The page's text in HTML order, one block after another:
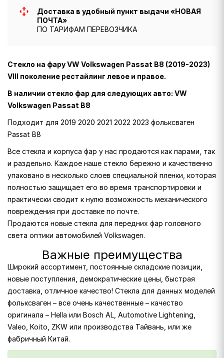
Доставка в удобный пункт выдачи «НОВАЯ
ПОЧТА»
ПО ТАРИФАМ ПЕРЕВОЗЧИКА
Стекло на фару VW Volkswagen Passat B8 (2019-2023)
VIII поколение рестайлинг левое и правое.
В наличии стекло фар для следующих авто: VW
Volkswagen Passat B8
Подходит для 2019 2020 2021 2022 2023 фольксваген
Passat B8
Все стекла и корпуса фар у нас продаются как парами, так
и раздельно. Каждое наше стекло бережно и качественно
упаковано в несколько слоев специальной пленки, которая
полностью защищает его во время транспортировки и
практически сводит к нулю возможность механического
повреждения при доставке по почте.
Продаются новые стекла для передних фар головного
света оптики автомобилей Volkswagen.
Важные преимущества
Широкий ассортимент, постоянные складские позиции,
новые поступления, демократические цены, быстрая
доставка, отличное качество! Стекла для данных моделей
фольксваген – все очень качественные – качество
оригинала – Hella или Bosch AL, Automotive Lightening,
Valeo, Koito, ZKW или производства Тайвань, или же
фабричный Китай.